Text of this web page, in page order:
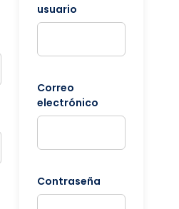
usuario
Correo
electrónico
Contraseña